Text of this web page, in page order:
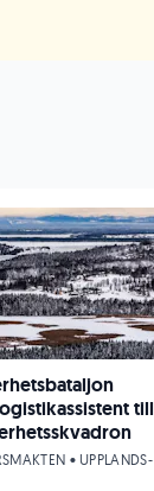
till
• UPPLANDS-